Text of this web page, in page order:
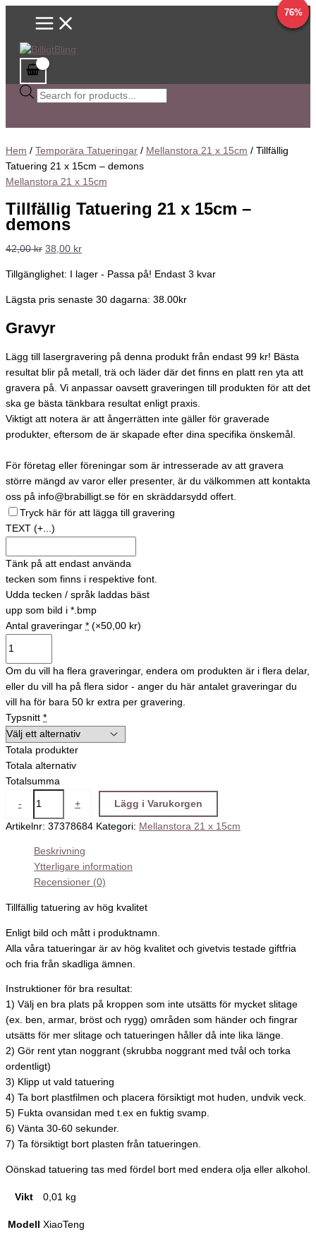
HoppaMain
Sök
efter
Hem / Temporära Tatueringar / Mellanstora 21 x 15cm / Tillfällig
Tatuering 21 x 15cm – demons
Mellanstora 21 x 15cm
Tillfällig Tatuering 21 x 15cm –
demons
42,00kr
Det
ursprungliga
var:
42,00 kr.
38,00 kr
Det
Tillgänglighet: I lager - Passa på! Endast 3 kvar
Lägsta pris senaste 30 dagarna: 38.00kr
Gravyr
Lägg till lasergravering på denna produkt från endast 99 kr! Bästa
resultat blir på metall, trä och läder där det finns en platt ren yta att
gravera på. Vi anpassar oavsett graveringen till produkten för att det
ska ge bästa tänkbara resultat enligt praxis.
Viktigt att notera är att ångerrätten inte gäller för graverade
produkter, eftersom de är skapade efter dina specifika önskemål.
För företag eller föreningar som är intresserade av att gravera
större mängd av varor eller presenter, är du välkommen att kontakta
oss på info@brabilligt.se för en skräddarsydd offert.
Tryck här för att lägga till gravering
TEXT (+...)
Tänk på att endast använda
tecken som finns i respektive font.
Udda tecken / språk laddas bäst
upp som bild i *.bmp
Antal graveringar * (×50,00 kr)
Om du vill ha flera graveringar, endera om produkten är i flera delar,
eller du vill ha på flera sidor - anger du här antalet graveringar du
vill ha för bara 50 kr extra per gravering.
Typsnitt *
Totala produkter
Totala alternativ
Totalsumma
-
Tillfällig
Tatuering
15cm
-
demons
+ Lägg i Varukorgen
Artikelnr: 37378684 Kategori: Mellanstora 21 x 15cm
Beskrivning
Ytterligare information
Recensioner (0)
Tillfällig tatuering av hög kvalitet
Enligt bild och mått i produktnamn.
Alla våra tatueringar är av hög kvalitet och givetvis testade giftfria
och fria från skadliga ämnen.
Instruktioner för bra resultat:
1) Välj en bra plats på kroppen som inte utsätts för mycket slitage
(ex. ben, armar, bröst och rygg) områden som händer och fingrar
utsätts för mer slitage och tatueringen håller då inte lika länge.
2) Gör rent ytan noggrant (skrubba noggrant med tvål och torka
ordentligt)
3) Klipp ut vald tatuering
4) Ta bort plastfilmen och placera försiktigt mot huden, undvik veck.
5) Fukta ovansidan med t.ex en fuktig svamp.
6) Vänta 30-60 sekunder.
7) Ta försiktigt bort plasten från tatueringen.
Oönskad tatuering tas med fördel bort med endera olja eller alkohol.
Vikt 0,01 kg
Modell XiaoTeng
76%
Det
var:
Det
76%
Det
var:
Det
76%
Det
var:
Det
76%
Det
var:
Det